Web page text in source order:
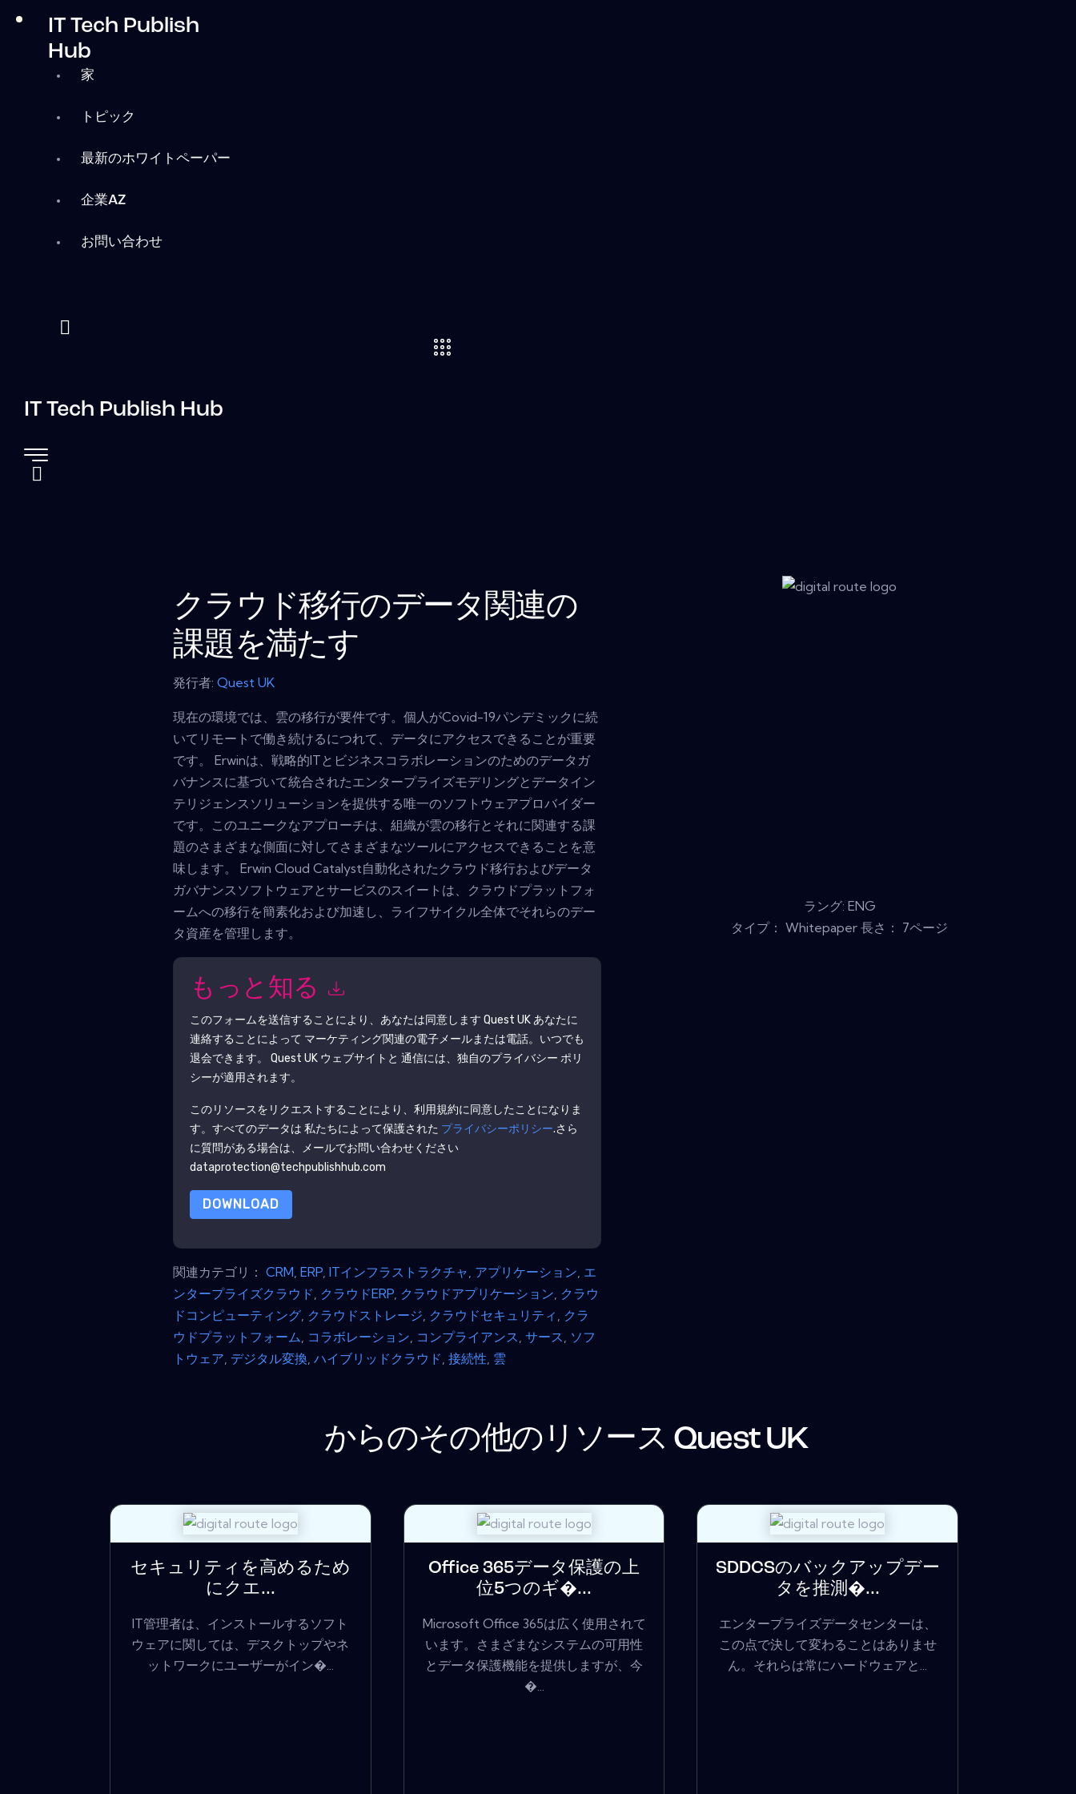
IT Tech Publish
Hub
家
トピック
最新のホワイトペーパー
企業AZ
お問い合わせ
IT Tech Publish Hub
クラウド移行のデータ関連の
課題を満たす
発行者:Quest UK
現在の環境では、雲の移行が要件です。個人がCovid-19パンデミックに続
いてリモートで働き続けるにつれて、データにアクセスできることが重要
です。 Erwinは、戦略的ITとビジネスコラボレーションのためのデータガ
バナンスに基づいて統合されたエンタープライズモデリングとデータイン
テリジェンスソリューションを提供する唯一のソフトウェアプロバイダー
です。このユニークなアプローチは、組織が雲の移行とそれに関連する課
題のさまざまな側面に対してさまざまなツールにアクセスできることを意
味します。 Erwin Cloud Catalyst自動化されたクラウド移行およびデータ
ガバナンスソフトウェアとサービスのスイートは、クラウドプラットフォ
ームへの移行を簡素化および加速し、ライフサイクル全体でそれらのデー
タ資産を管理します。
もっと知る
このフォームを送信することにより、あなたは同意しますQuest UKあなたに
連絡することによって マーケティング関連の電子メールまたは電話。いつでも
退会できます。Quest UK ウェブサイトと 通信には、独自のプライバシー ポリ
シーが適用されます。
このリソースをリクエストすることにより、利用規約に同意したことになりま
す。すべてのデータは 私たちによって保護された プライバシーポリシー.さら
に質問がある場合は、メールでお問い合わせください
dataprotection@techpublishhub.com
DOWNLOAD
関連カテゴリ：CRM,ERP,ITインフラストラクチャ, アプリケーション, エ
ンタープライズクラウド, クラウドERP, クラウドアプリケーション, クラウ
ドコンピューティング, クラウドストレージ, クラウドセキュリティ , クラ
ウドプラットフォーム, コラボレーション, コンプライアンス,サース, ソフ
トウェア, デジタル変換,ハイブリッドクラウド,接続性, 雲
ラング: ENG
タイプ： Whitepaper 長さ： 7ページ
からのその他のリソース Quest UK
セキュリティを高めるため
にクエ...
IT管​​理者は、インストールするソフト
ウェアに関しては、デスクトップやネ
ットワークにユーザーがイン�...
Office 365データ保護の上
位5つのギ�...
Microsoft Office 365は広く使用されて
います。さまざまなシステムの可用性
とデータ保護機能を提供しますが、今
�...
SDDCSのバックアップデー
タを推測�...
エンタープライズデータセンターは、
この点で決して変わることはありませ
ん。それらは常にハードウェアと...